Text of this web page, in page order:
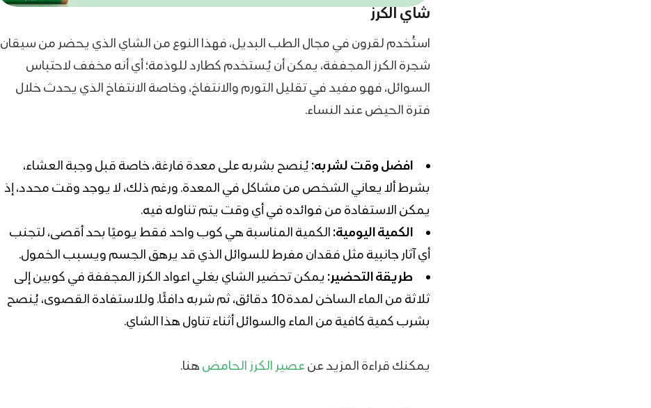
شاي الكرز
استُخدم لقرون في مجال الطب البديل، فهذا النوع من الشاي الذي يحضر من سيقان
شجرة الكرز المجففة، يمكن أن يُستخدم كطارد للوذمة؛ أي أنه مخفف لاحتباس
السوائل، فهو مفيد في تقليل التورم والانتفاخ، وخاصة الانتفاخ الذي يحدث خلال
فترة الحيض عند النساء.
افضل وقت لشربه: يُنصح بشربه على معدة فارغة، خاصة قبل وجبة العشاء،
بشرط ألا يعاني الشخص من مشاكل في المعدة. ورغم ذلك، لا يوجد وقت محدد، إذ
يمكن الاستفادة من فوائده في أي وقت يتم تناوله فيه.
الكمية اليومية: الكمية المناسبة هي كوب واحد فقط يوميًا بحد أقصى، لتجنب
أي آثار جانبية مثل فقدان مفرط للسوائل الذي قد يرهق الجسم ويسبب الخمول.
طريقة التحضير: يمكن تحضير الشاي بغلي اعواد الكرز المجففة في كوبين إلى
ثلاثة من الماء الساخن لمدة 10 دقائق، ثم شربه دافئًا. وللاستفادة القصوى، يُنصح
بشرب كمية كافية من الماء والسوائل أثناء تناول هذا الشاي.
يمكنك قراءة المزيد عنعصير الكرز الحامض هنا.